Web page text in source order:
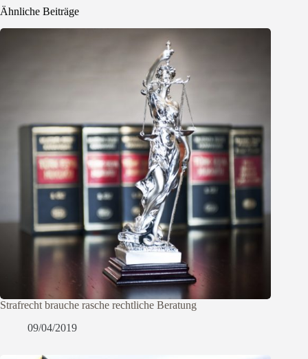
Ähnliche Beiträge
Strafrecht brauche rasche rechtliche Beratung
09/04/2019